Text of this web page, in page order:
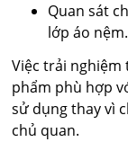
Quan sát
lớp áo nệm.
Việc trải
phẩm phù hợp
sử dụng thay vì
chủ quan.